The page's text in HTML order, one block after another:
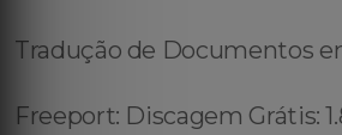
Tradução de Documentos
Freeport: Discagem Grátis: